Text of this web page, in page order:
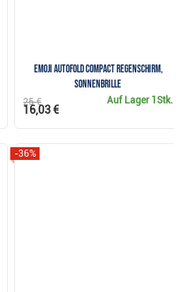
Emoji AutoFold Compact Regenschirm,
Sonnenbrille
Auf Lager 1Stk.
25 €
16,03 €
-36%